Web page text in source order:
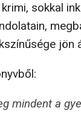
sokkal
jön
mindent a